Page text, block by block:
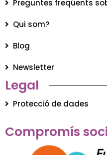
Preguntes freqüents
Qui som?
Blog
Newsletter
Legal
Protecció de dades
Compromís